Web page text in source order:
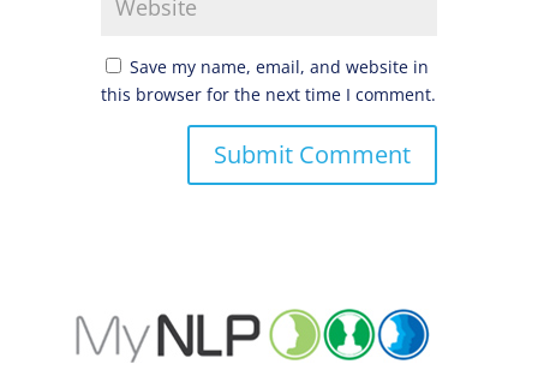
Save my name, email, and website in
this browser for the next time I comment.